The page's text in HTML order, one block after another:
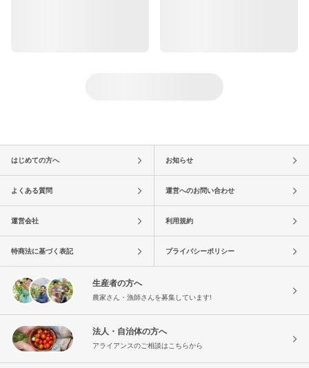
はじめての方へ お知らせ
よくある質問 運営へのお問い合わせ
運営会社 利用規約
特商法に基づく表記 プライバシーポリシー
生産者の方へ
農家さん・漁師さんを募集しています!
法人・自治体の方へ
アライアンスのご相談はこちらから